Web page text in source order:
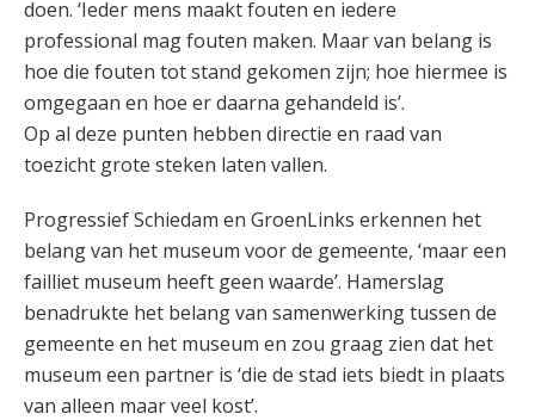
doen. ‘Ieder mens maakt fouten en iedere
professional mag fouten maken. Maar van belang is
hoe die fouten tot stand gekomen zijn; hoe hiermee is
omgegaan en hoe er daarna gehandeld is’.
Op al deze punten hebben directie en raad van
toezicht grote steken laten vallen.
Progressief Schiedam en GroenLinks erkennen het
belang van het museum voor de gemeente, ‘maar een
failliet museum heeft geen waarde’. Hamerslag
benadrukte het belang van samenwerking tussen de
gemeente en het museum en zou graag zien dat het
museum een partner is ‘die de stad iets biedt in plaats
van alleen maar veel kost’.